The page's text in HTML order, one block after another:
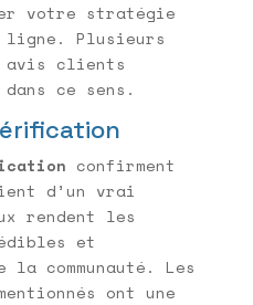
votre stratégie
ligne. Plusieurs
avis clients
ce sens.
confirment
d’un vrai
rendent les
et
communauté. Les
ont une